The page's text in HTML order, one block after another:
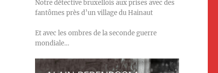
Notre détective bruxellois aux prises avec des
fantômes près d’un village du Hainaut
Et avec les ombres de la seconde guerre
mondiale…